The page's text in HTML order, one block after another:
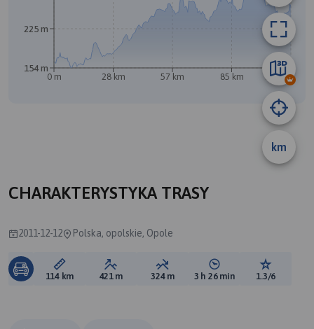
B
km
0 m 28 km 57 km 85 km 114 km
154 m
225 m
CHARAKTERYSTYKA TRASY
2011-12-12 Polska, opolskie, Opole
Długość trasy:
114 km Suma przewyższeń:
421 m Suma spadków:
324 m Średni czas potrzebny
3 h 26 min Ocena
1.3/6